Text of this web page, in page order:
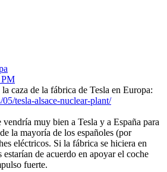
caza de la fábrica de Tesla en Europa:
tesla-alsace-nuclear-plant/
muy bien a Tesla y a España para
la mayoría de los españoles (por
eléctricos. Si la fábrica se hiciera en
estarían de acuerdo en apoyar el coche
fuerte.